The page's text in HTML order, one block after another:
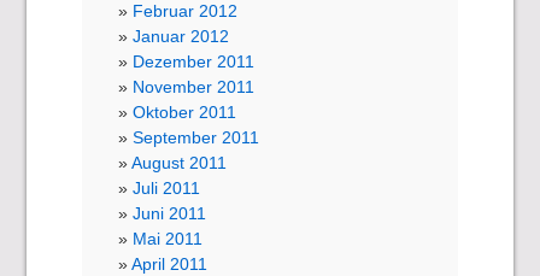
Februar 2012
Januar 2012
Dezember 2011
November 2011
Oktober 2011
September 2011
August 2011
Juli 2011
Juni 2011
Mai 2011
April 2011